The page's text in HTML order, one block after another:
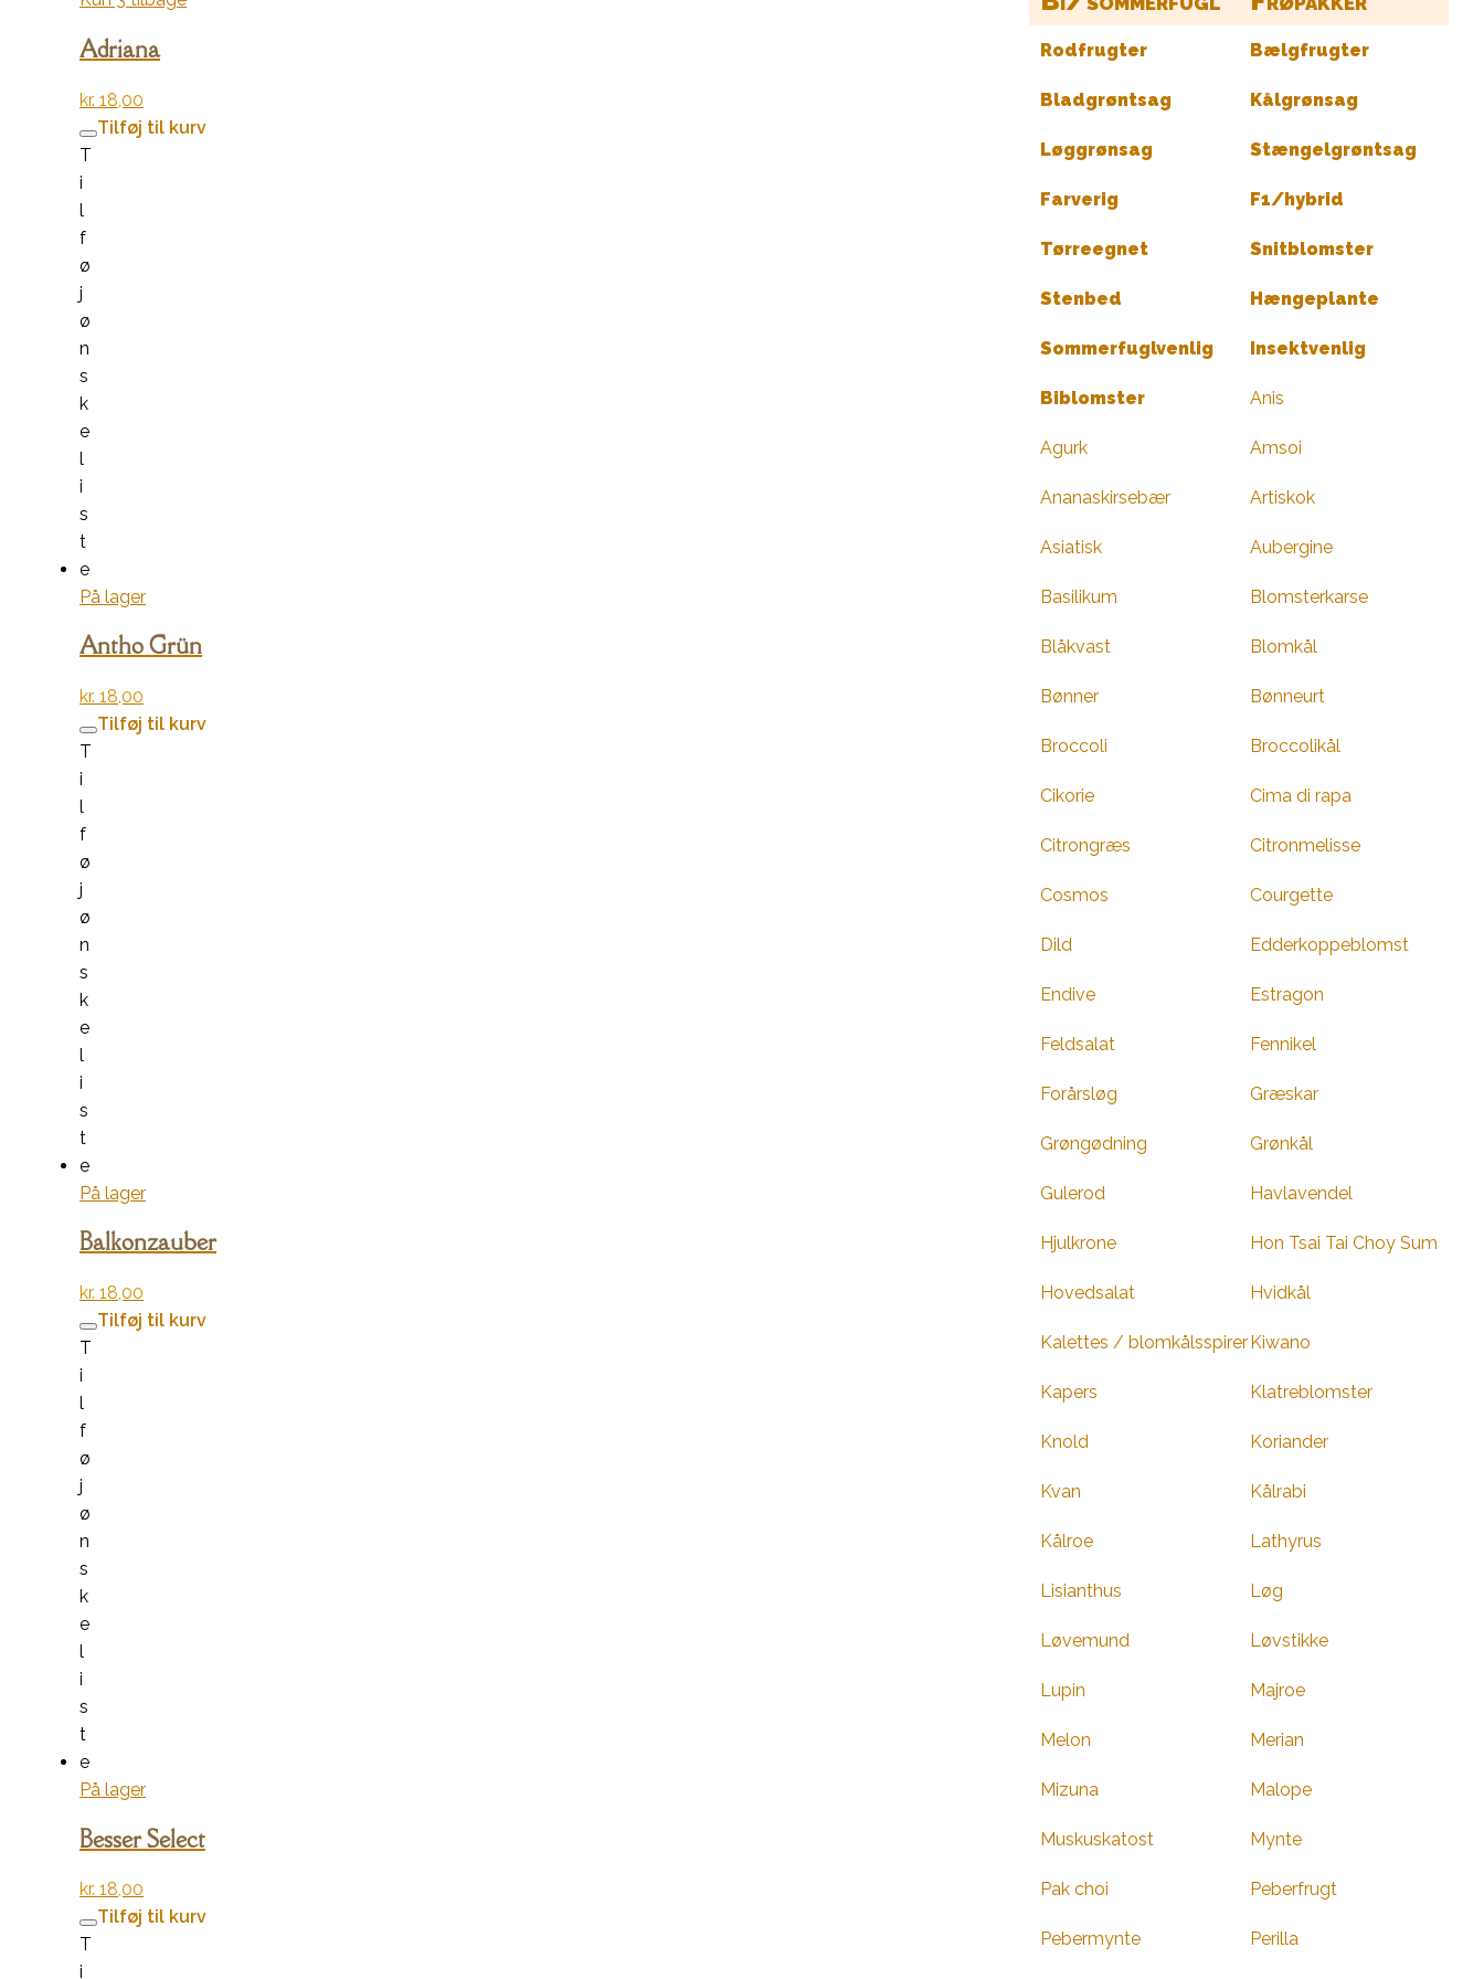
Adriana
kr. 18,00
Tilføj til kurv
T
i
l
f
ø
j
ø
n
s
k
e
l
i
s
t
e
På lager
Antho Grün
kr. 18,00
Tilføj til kurv
T
i
l
f
ø
j
ø
n
s
k
e
l
i
s
t
e
På lager
Balkonzauber
kr. 18,00
Tilføj til kurv
T
i
l
f
ø
j
ø
n
s
k
e
l
i
s
t
e
På lager
Besser Select
kr. 18,00
Tilføj til kurv
T
i
Rodfrugter Bælgfrugter
Bladgrøntsag Kålgrønsag
Løggrønsag Stængelgrøntsag
Farverig F1/hybrid
Tørreegnet Snitblomster
Stenbed Hængeplante
Sommerfuglvenlig Insektvenlig
Biblomster Anis
Agurk Amsoi
Ananaskirsebær Artiskok
Asiatisk Aubergine
Basilikum Blomsterkarse
Blåkvast Blomkål
Bønner Bønneurt
Broccoli Broccolikål
Cikorie Cima di rapa
Citrongræs Citronmelisse
Cosmos Courgette
Dild Edderkoppeblomst
Endive Estragon
Feldsalat Fennikel
Forårsløg Græskar
Grøngødning Grønkål
Gulerod Havlavendel
Hjulkrone Hon Tsai Tai Choy Sum
Hovedsalat Hvidkål
Kalettes / blomkålsspirer Kiwano
Kapers Klatreblomster
Knold Koriander
Kvan Kålrabi
Kålroe Lathyrus
Lisianthus Løg
Løvemund Løvstikke
Lupin Majroe
Melon Merian
Mizuna Malope
Muskuskatost Mynte
Pak choi Peberfrugt
Pebermynte Perilla